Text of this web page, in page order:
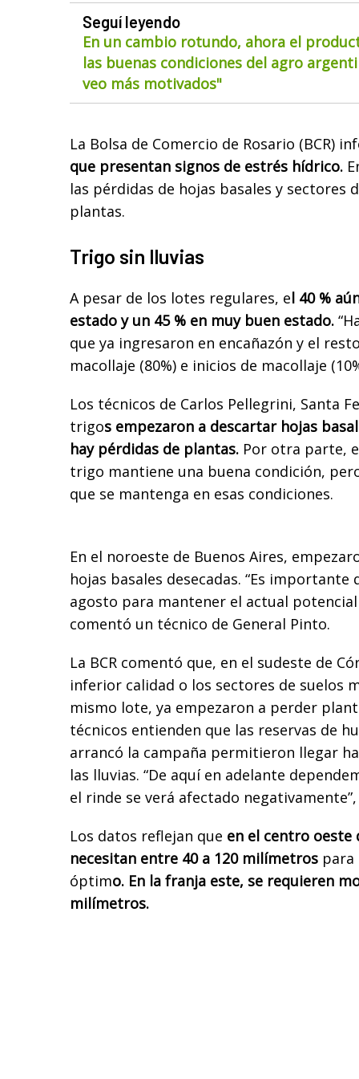
Seguí leyendo
En un cambio rotundo, ahora el
las buenas condiciones del agro
veo más motivados"
La Bolsa de Comercio de Rosario (BCR)
que presentan signos de estrés hídrico.
las pérdidas de hojas basales y sectores
plantas.
Trigo sin lluvias
A pesar de los lotes regulares, el 40 %
estado y un 45 % en muy buen estado.
que ya ingresaron en encañazón y el
macollaje (80%) e inicios de macollaje
Los técnicos de Carlos Pellegrini, Santa
trigos empezaron a descartar hojas
hay pérdidas de plantas. Por otra parte,
trigo mantiene una buena condición,
que se mantenga en esas condiciones.
En el noroeste de Buenos Aires,
hojas basales desecadas. “Es
agosto para mantener el actual
comentó un técnico de General Pinto.
La BCR comentó que, en el sudeste de
inferior calidad o los sectores de suelos
mismo lote, ya empezaron a perder
técnicos entienden que las reservas de
arrancó la campaña permitieron llegar
las lluvias. “De aquí en adelante
el rinde se verá afectado
Los datos reflejan que en el centro oeste
necesitan entre 40 a 120 milímetros para
óptimo. En la franja este, se requieren
milímetros.